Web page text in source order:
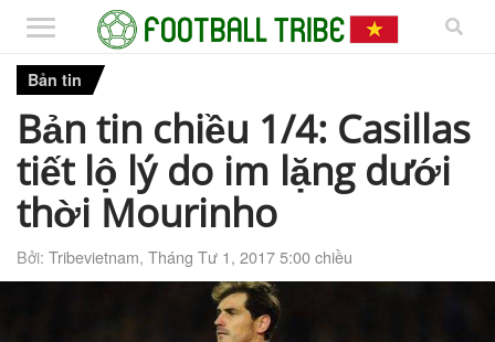
Bản tin
Bản tin chiều 1/4: Casillas
tiết lộ lý do im lặng dưới
thời Mourinho
Bởi: Tribevietnam, Tháng Tư 1, 2017 5:00 chiều